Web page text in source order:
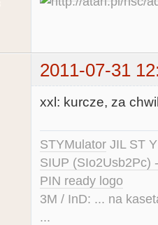
2011-07-31
xxl: kurcze, za
STYMulator JIL ST
SIUP (SIo2Usb2Pc)
PIN ready logo
3M / InD: ... na
...